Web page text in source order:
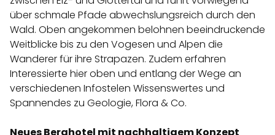
über schmale Pfade abwechslungsreich durch den
Wald. Oben angekommen belohnen beeindruckende
Weitblicke bis zu den Vogesen und Alpen die
Wanderer für ihre Strapazen. Zudem erfahren
Interessierte hier oben und entlang der Wege an
verschiedenen Infostelen Wissenswertes und
Spannendes zu Geologie, Flora & Co.